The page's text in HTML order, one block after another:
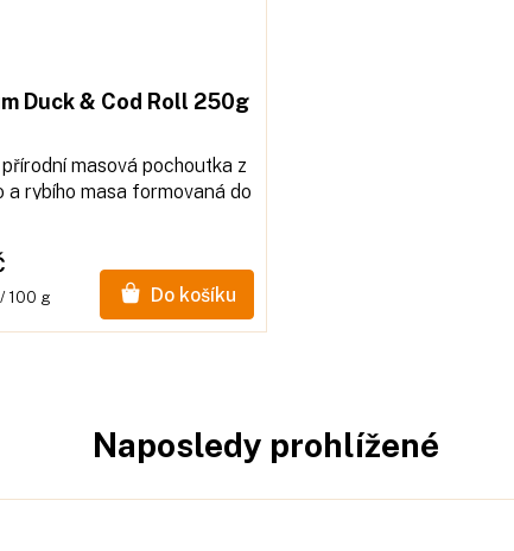
Duck & Cod Roll 250g
100 g Do košíku
masová pochoutka z
a rybího masa formovaná do
Naposledy prohlížené